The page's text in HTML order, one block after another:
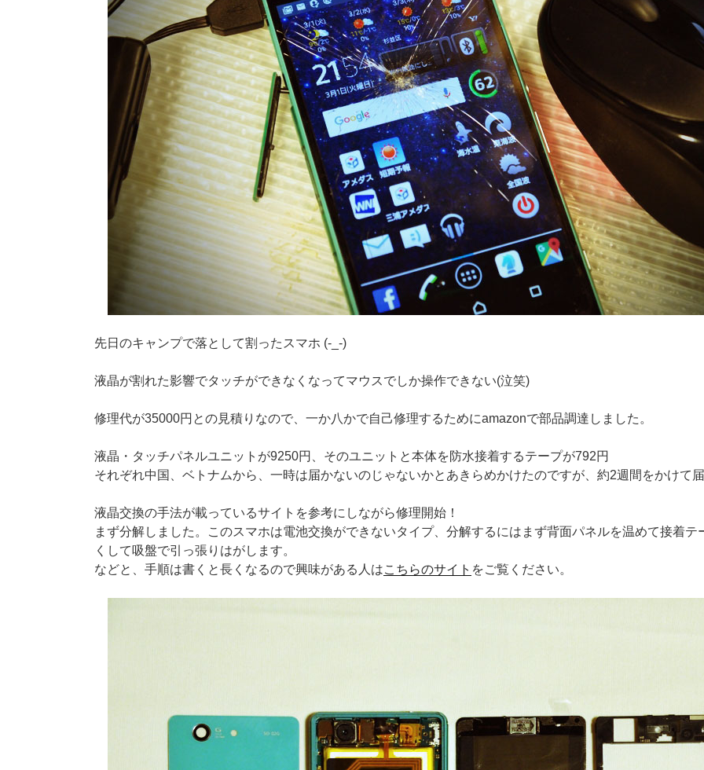
先日のキャンプで落として割ったスマホ (-_-)
液晶が割れた影響でタッチができなくなってマウスでしか操作できない(泣笑)
修理代が35000円との見積りなので、一か八かで自己修理するためにamazonで部品調達しました。
液晶・タッチパネルユニットが9250円、そのユニットと本体を防水接着するテープが792円
それぞれ中国、ベトナムから、一時は届かないのじゃないかとあきらめかけたのですが、 約2週間をかけて届
液晶交換の手法が載っているサイトを参考にしながら修理開始！
まず分解しました。このスマホは電池交換ができないタイプ、分解するにはまず背面パネルを温めて接着テ
くして吸盤で引っ張りはがします。
などと、手順は書くと長くなるので興味がある人はこちらのサイト をご覧ください。